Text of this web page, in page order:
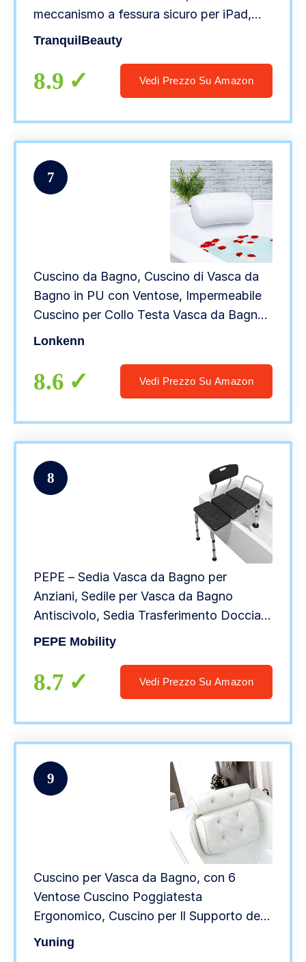
meccanismo a fessura sicuro per iPad,
tablet e telefono | lusso allungabile sopra
il vassoio da bagno con supporto per vino
TranquilBeauty
8.9 Vedi Prezzo Su Amazon
7
Cuscino da Bagno, Cuscino di Vasca da
Bagno in PU con Ventose, Impermeabile
Cuscino per Collo Testa Vasca da Bagno,
Facile da Pulire, Cuscino Poggiatesta
Bianco
Lonkenn
8.6 Vedi Prezzo Su Amazon
8
PEPE – Sedia Vasca da Bagno per
Anziani, Sedile per Vasca da Bagno
Antiscivolo, Sedia Trasferimento Doccia,
Sedia Vasca Disabili Regolabile, Seduta
da Vasca con Appoggi Regolabili
PEPE Mobility
8.7 Vedi Prezzo Su Amazon
9
Cuscino per Vasca da Bagno, con 6
Ventose Cuscino Poggiatesta
Ergonomico, Cuscino per Il Supporto della
Schiena, delle Spalle E della Testa, per
Vasca da Bagno E Spa Tappetino da
Yuning